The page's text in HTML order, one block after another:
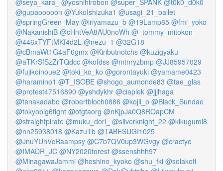
@seya_kara_ @yoshihirobon @super_SPANK @t0k0_d0k0
@gupaooooon @YukoIshizuka1 @usagi_21_ballet
@springGreen_May @iriyamazu_b @19Lamp85 @fmi_yoko
@NakanishiB @cHntVeA8AU0noWh @_tommy_mitokon_
@446xTYFtMKf4d2L @nezu_1 @32G18
@cBmaWt1G4aF6gmx @Kiributnotchs @kuzigyaku
@aTKrSfSzZrTQdcc @kofdss @mtnryzbmp @JJ85957029
@fujikoinoue2 @toki_ko_ko @gorontayuki @yamame0423
@haramino1 @T_ISOBE @shogo_aumonde83 @tae_glas
@protest47516890 @yshdykhr @ciaplek @jjjhaga
@tanakadabo @robertbloch0886 @kojii_o @Black_Sundae
@tokyobig6fight @otgfaorg @nKjpJa0Q8RQapCM
@straightpirate @muku_dori_ @silverknight_22 @kikugumi8
@nn25938018 @KazuTb @TABESUGI1025
@JnuYUhVcRaampsy @C7b7QV0up3WGvgy @cractyo
@IMADR_JC @NY2020forest @ssenshhh97
@MinagawaJammi @hoshino_kyoko @shu_fki @solakofi